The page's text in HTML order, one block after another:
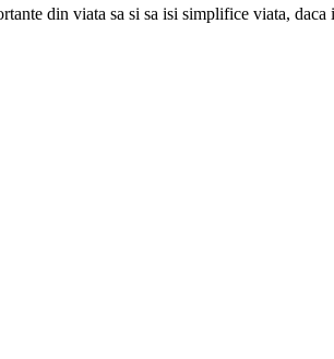
din viata sa si sa isi simplifice viata, daca